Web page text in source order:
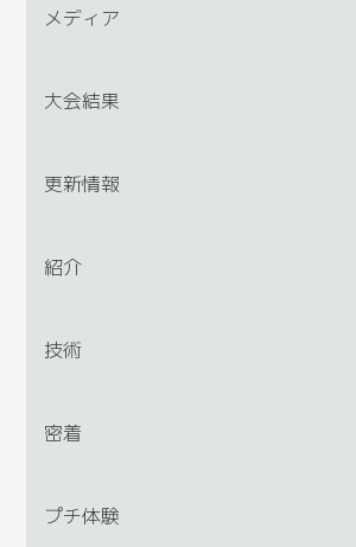
メディア
大会結果
更新情報
紹介
技術
密着
プチ体験